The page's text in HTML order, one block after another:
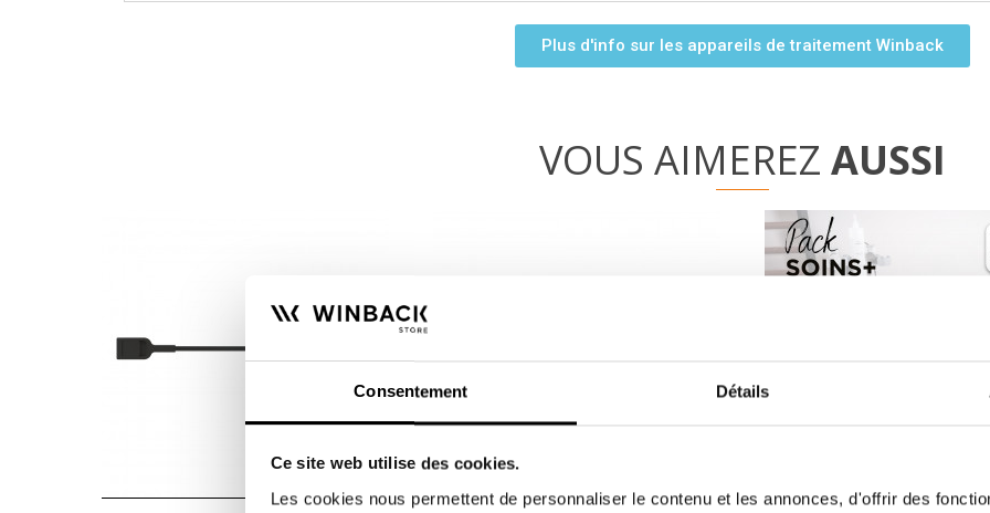
Consentement Détails
Ce site web utilise des cookies.
Les cookies nous permettent de personnaliser le contenu et les annonces, d'offrir des
Plus d'info sur les appareils de traitement Winback
VOUS AIMEREZ AUSSI